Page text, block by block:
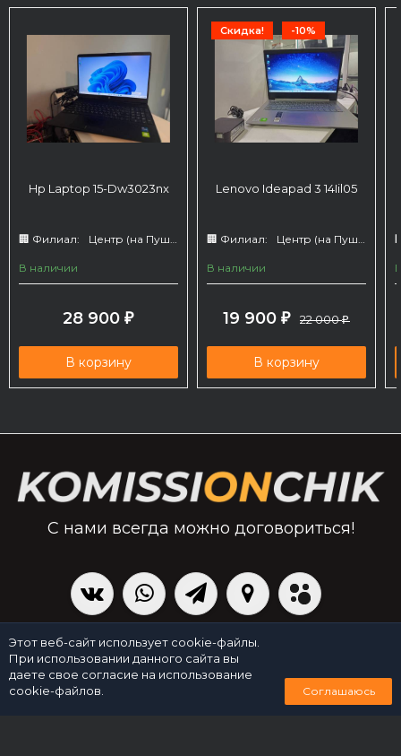
Hp Laptop 15-Dw3023nx
🏢 Филиал: Центр (на Пушкина 66)
В наличии
28 900 ₽
В корзину
Скидка! -10%
Lenovo Ideapad 3 14Iil05
🏢 Филиал: Центр (на Пушкина 66)
В наличии
19 900 ₽ 22 000₽
В корзину
С нами всегда можно договориться!
Политика персональных данных | Создано командой x³.run
0
Этот веб-сайт использует cookie-файлы.
При использовании данного сайта вы
даете свое согласие на использование
cookie-файлов.
Соглашаюсь